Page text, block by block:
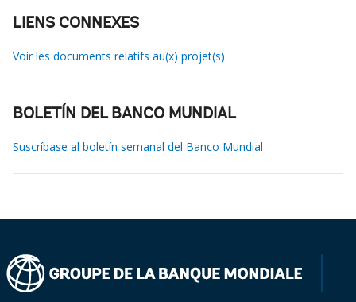
LIENS CONNEXES
Voir les documents relatifs au(x) projet(s)
BOLETÍN DEL BANCO MUNDIAL
Suscríbase al boletín semanal del Banco Mundial